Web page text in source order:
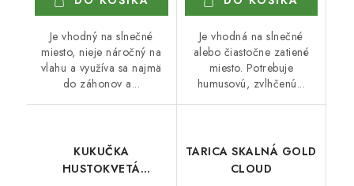
Je vhodný na slnečné
miesto, nieje náročný na
vlahu a využíva sa najmä
do záhonov a...
Je vhodná na slnečné
alebo čiastočne zatiené
miesto. Potrebuje
humusovú, zvlhčenú...
KUKUČKA
HUSTOKVETÁ
TARICA SKALNÁ GOLD
CLOUD